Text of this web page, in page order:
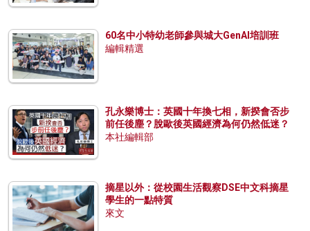
60名中小特幼老師參與城大GenAI培訓班
編輯精選
孔永樂博士：英國十年換七相，新揆會否步
前任後塵？脫歐後英國經濟為何仍然低迷？
本社編輯部
摘星以外：從校園生活觀察DSE中文科摘星
學生的一點特質
來文